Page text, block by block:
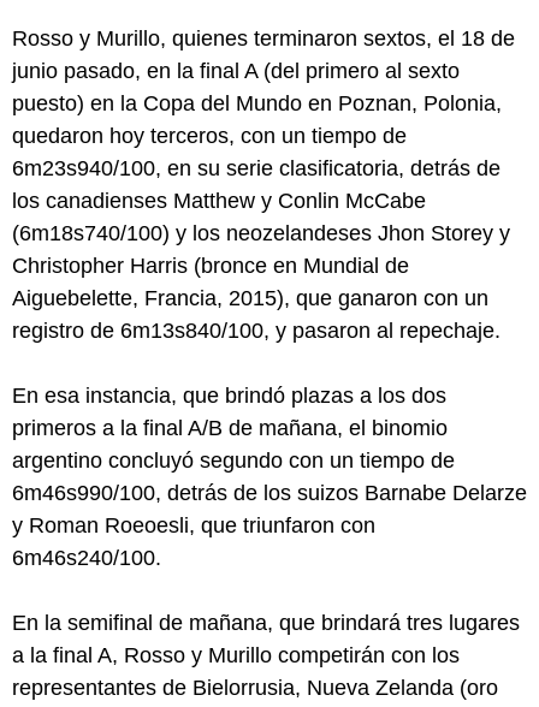
Rosso y Murillo, quienes terminaron sextos, el 18 de
junio pasado, en la final A (del primero al sexto
puesto) en la Copa del Mundo en Poznan, Polonia,
quedaron hoy terceros, con un tiempo de
6m23s940/100, en su serie clasificatoria, detrás de
los canadienses Matthew y Conlin McCabe
(6m18s740/100) y los neozelandeses Jhon Storey y
Christopher Harris (bronce en Mundial de
Aiguebelette, Francia, 2015), que ganaron con un
registro de 6m13s840/100, y pasaron al repechaje.
En esa instancia, que brindó plazas a los dos
primeros a la final A/B de mañana, el binomio
argentino concluyó segundo con un tiempo de
6m46s990/100, detrás de los suizos Barnabe Delarze
y Roman Roeoesli, que triunfaron con
6m46s240/100.
En la semifinal de mañana, que brindará tres lugares
a la final A, Rosso y Murillo competirán con los
representantes de Bielorrusia, Nueva Zelanda (oro